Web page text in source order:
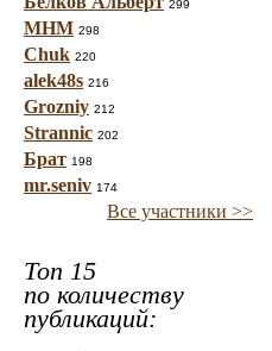
299
МНМ 298
Chuk 220
alek48s 216
Grozniy 212
Strannic 202
Брат 198
mr.seniv 174
Все участники >>
Топ 15
по количеству
публикаций: